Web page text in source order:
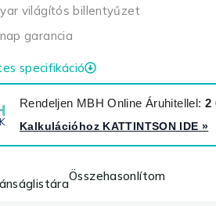
világítós billentyűzet
garancia
specifikáció
Rendeljen MBH Online Áruhitellel: 2
Kalkulációhoz KATTINTSON IDE »
Összehasonlítom